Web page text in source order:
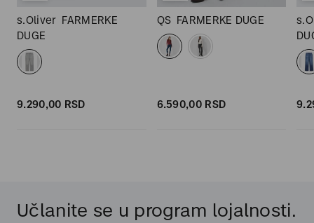
s.Oliver FARMERKE
DUGE
9.290,00 RSD
QS FARMERKE DUGE
6.590,00 RSD
Učlanite se u program lojalnosti.